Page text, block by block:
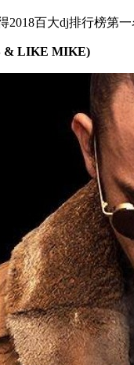
百大dj排行榜第一
LIKE MIKE)